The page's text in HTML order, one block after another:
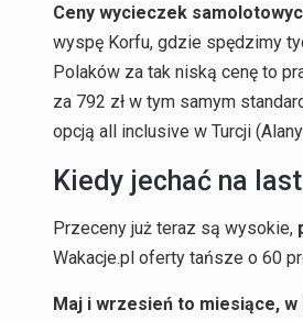
Ceny wycieczek
wyspę Korfu, gdzie spędzimy
Polaków za tak niską cenę to
za 792 zł w tym samym
opcją all inclusive w Turcji
Kiedy jechać na
Przeceny już teraz są wysokie,
Wakacje.pl oferty tańsze o 60
Maj i wrzesień to miesiące,